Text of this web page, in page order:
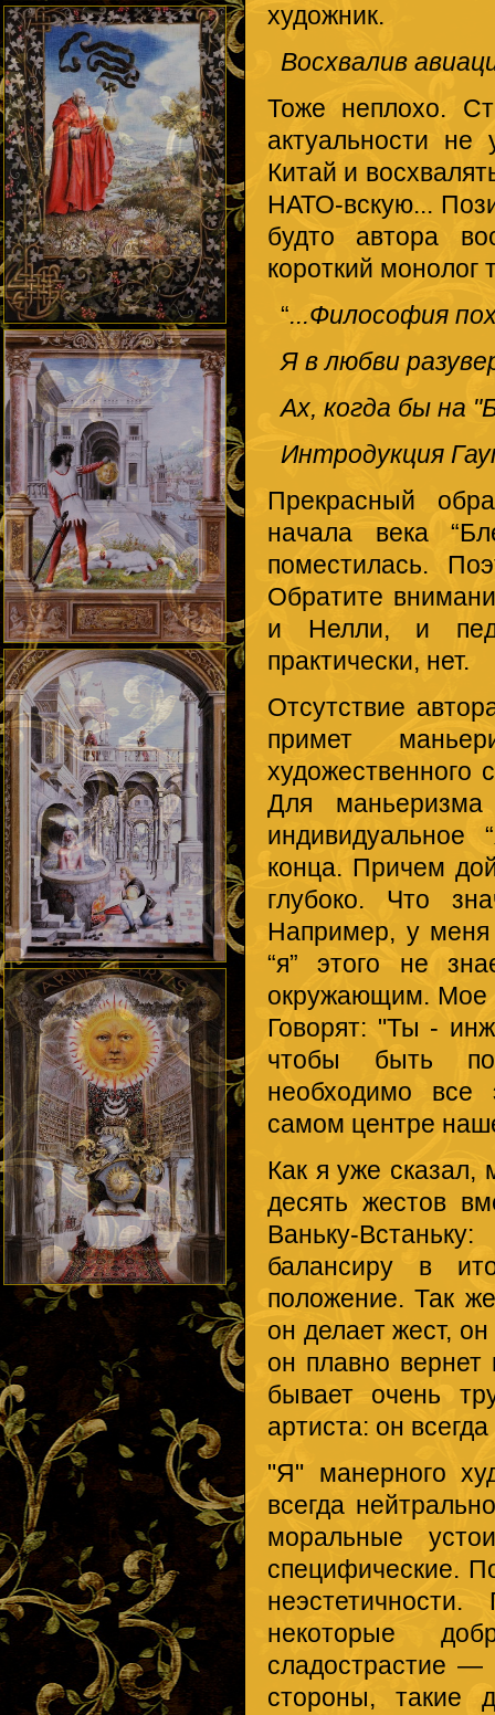
художник.
Восхвалив
Тоже неплохо.
актуальности не
Китай и
НАТО-вскую...
будто автора
короткий
“...Философия
Я в любви
Ах, когда бы на "
Интродукция
Прекрасный
начала века
поместилась.
Обратите
и Нелли, и
практически, нет.
Отсутствие
примет
Для
индивидуальное
конца. Причем
глубоко. Что
Например, у меня
“я” этого не
окружающим. Мое
Говорят: "Ты -
чтобы быть
необходимо все
самом центре
Как я уже сказал,
десять жестов
Ваньку-
балансиру в
положение. Так
он делает жест,
он плавно
бывает очень
артиста: он
"Я" манерного
всегда
моральные
специфические.
некоторые
сладострастие —
стороны, такие